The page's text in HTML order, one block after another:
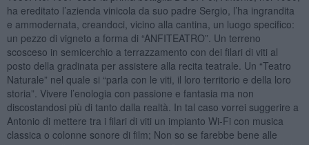
ha ereditato l’azienda vinicola da suo padre Sergio, l’ha ingrandita
e ammodernata, creandoci, vicino alla cantina, un luogo specifico:
un pezzo di vigneto a forma di “ANFITEATRO”. Un terreno
scosceso in semicerchio a terrazzamento con dei filari di viti al
posto della gradinata per assistere alla recita teatrale. Un “Teatro
Naturale” nel quale si “parla con le viti, il loro territorio e della loro
storia”. Vivere l’enologia con passione e fantasia ma non
discostandosi più di tanto dalla realtà. In tal caso vorrei suggerire a
Antonio di mettere tra i filari di viti un impianto Wi-Fi con musica
classica o colonne sonore di film; Non so se farebbe bene alle